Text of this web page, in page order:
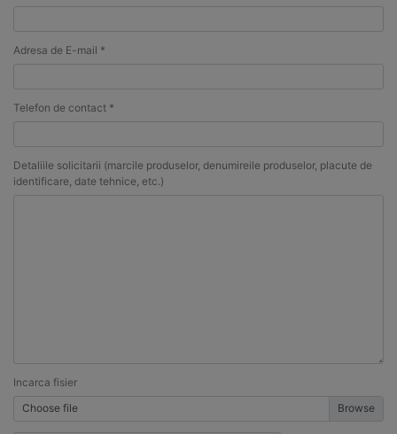
Adresa de E-mail *
Telefon de contact *
Detaliile solicitarii (marcile produselor, denumireile produselor, placute de
identificare, date tehnice, etc.)
Incarca fisier
Choose file